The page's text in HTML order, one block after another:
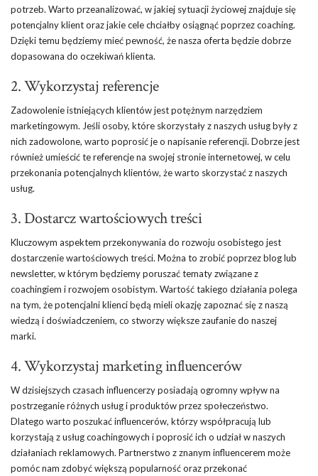
potrzeb. Warto przeanalizować, w jakiej sytuacji życiowej znajduje się
potencjalny klient oraz jakie cele chciałby osiągnąć poprzez coaching.
Dzięki temu będziemy mieć pewność, że nasza oferta będzie dobrze
dopasowana do oczekiwań klienta.
2. Wykorzystaj referencje
Zadowolenie istniejących klientów jest potężnym narzędziem
marketingowym. Jeśli osoby, które skorzystały z naszych usług były z
nich zadowolone, warto poprosić je o napisanie referencji. Dobrze jest
również umieścić te referencje na swojej stronie internetowej, w celu
przekonania potencjalnych klientów, że warto skorzystać z naszych
usług.
3. Dostarcz wartościowych treści
Kluczowym aspektem przekonywania do rozwoju osobistego jest
dostarczenie wartościowych treści. Można to zrobić poprzez blog lub
newsletter, w którym będziemy poruszać tematy związane z
coachingiem i rozwojem osobistym. Wartość takiego działania polega
na tym, że potencjalni klienci będą mieli okazję zapoznać się z naszą
wiedzą i doświadczeniem, co stworzy większe zaufanie do naszej
marki.
4. Wykorzystaj marketing influencerów
W dzisiejszych czasach influencerzy posiadają ogromny wpływ na
postrzeganie różnych usług i produktów przez społeczeństwo.
Dlatego warto poszukać influencerów, którzy współpracują lub
korzystają z usług coachingowych i poprosić ich o udział w naszych
działaniach reklamowych. Partnerstwo z znanym influencerem może
pomóc nam zdobyć większą popularność oraz przekonać